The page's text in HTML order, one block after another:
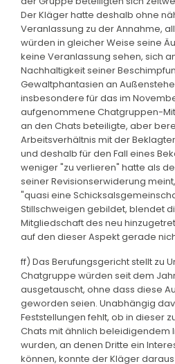
Der Kläger hatte deshalb ohne
Veranlassung zu der Annahme,
würden in gleicher Weise seine
keine Veranlassung sehen, sich
Nachhaltigkeit seiner
Gewaltphantasien an
insbesondere für das im
aufgenommene Chatgruppen-
an den Chats beteiligte, aber
Arbeitsverhältnis mit der
und deshalb für den Fall eines
weniger "zu verlieren" hatte als
seiner Revisionserwiderung
"quasi eine
Stillschweigen gebildet, blendet
Mitgliedschaft des neu
auf den dieser Aspekt gerade
ff) Das Berufungsgericht stellt zu
Chatgruppe würden seit dem
ausgetauscht, ohne dass diese
geworden seien. Unabhängig
Feststellungen fehlt, ob in dieser
Chats mit ähnlich beleidigendem
wurden, an denen Dritte ein
können, konnte der Kläger